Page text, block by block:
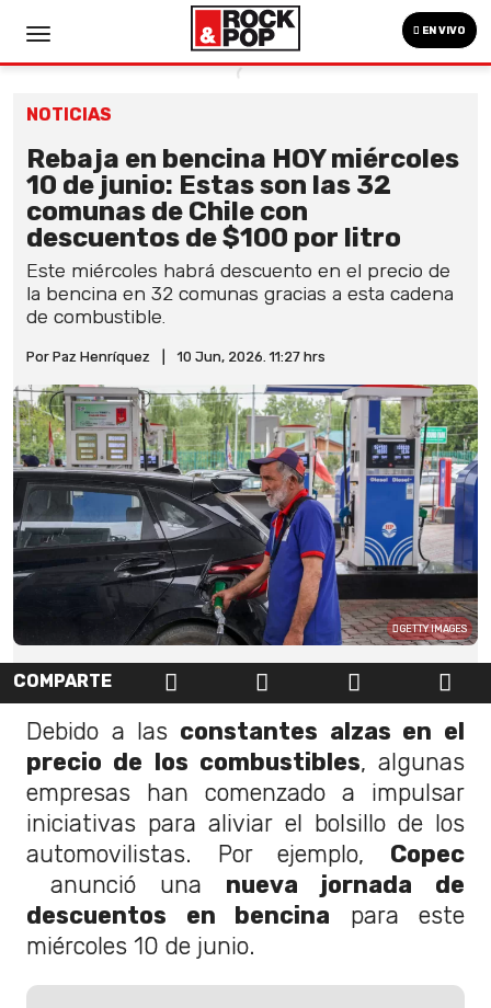
EN VIVO
NOTICIAS
Rebaja en bencina HOY miércoles
10 de junio: Estas son las 32
comunas de Chile con
descuentos de $100 por litro
Este miércoles habrá descuento en el precio de
la bencina en 32 comunas gracias a esta cadena
de combustible.
Por Paz Henríquez 10 Jun, 2026. 11:27 hrs
GETTY IMAGES
COMPARTE
Debido a las constantes alzas en el
precio de los combustibles, algunas
empresas han comenzado a impulsar
iniciativas para aliviar el bolsillo de los
automovilistas. Por ejemplo, Copec
anunció una nueva jornada de
descuentos en bencina para este
miércoles 10 de junio.